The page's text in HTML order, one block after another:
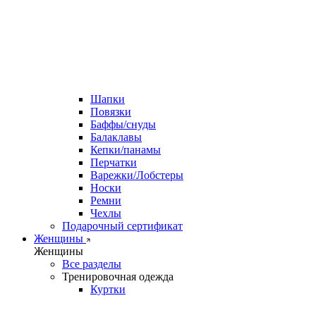
Шапки
Повязки
Баффы/снуды
Балаклавы
Кепки/панамы
Перчатки
Варежки/Лобстеры
Носки
Ремни
Чехлы
Подарочный сертификат
Женщины
Женщины
Все разделы
Тренировочная одежда
Куртки